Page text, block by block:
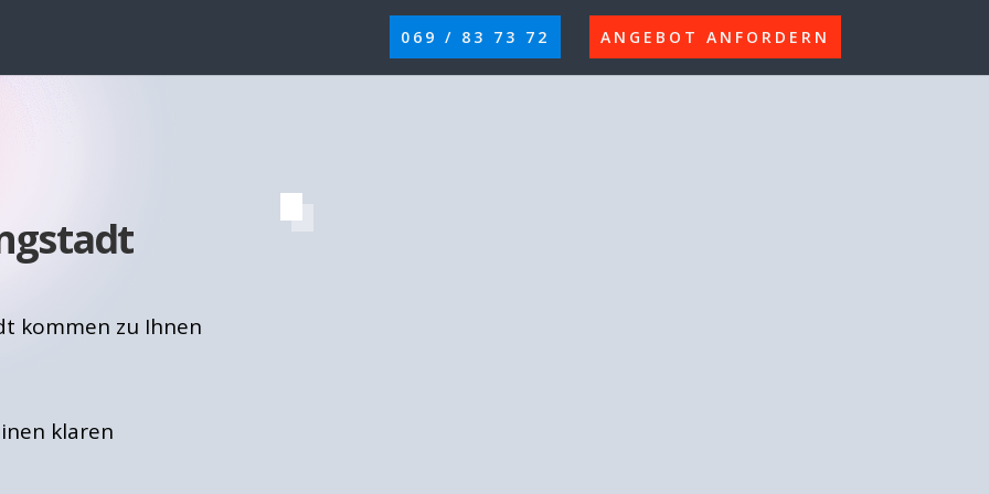
069 / 83 73 72 ANGEBOT ANFORDERN
kommen zu Ihnen
klaren